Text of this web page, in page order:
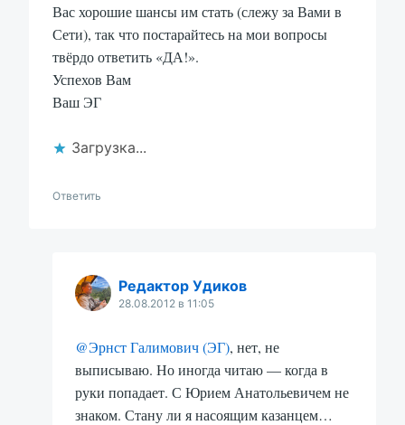
Вас хорошие шансы им стать (слежу за Вами в
Сети), так что постарайтесь на мои вопросы
твёрдо ответить «ДА!».
Успехов Вам
Ваш ЭГ
Загрузка...
Ответить
Редактор Удиков
28.08.2012 в 11:05
@Эрнст Галимович (ЭГ), нет, не
выписываю. Но иногда читаю — когда в
руки попадает. С Юрием Анатольевичем не
знаком. Стану ли я насоящим казанцем…